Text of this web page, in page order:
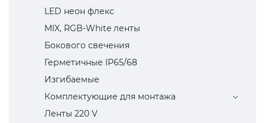
LED неон флекс
MIX, RGB-White ленты
Бокового свечения
Герметичные IP65/68
Изгибаемые
Комплектующие для монтажа
Ленты 220 V